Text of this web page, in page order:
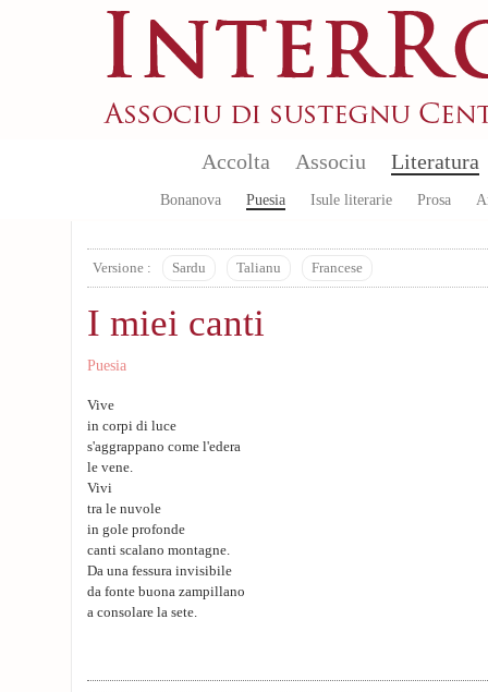
Accolta Associu Literatura
Bonanova Puesia Isule literarie Prosa
Versione : Sardu Talianu Francese
I miei canti
Puesia
Vive
in corpi di luce
s'aggrappano come l'edera
le vene.
Vivi
tra le nuvole
in gole profonde
canti scalano montagne.
Da una fessura invisibile
da fonte buona zampillano
a consolare la sete.